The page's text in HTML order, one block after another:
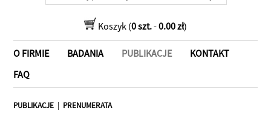
Koszyk (0 szt.-0.00 zł)
O FIRMIE BADANIA PUBLIKACJE
KONTAKT
FAQ
PUBLIKACJE | PRENUMERATA